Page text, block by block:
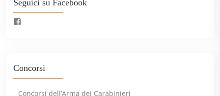
Seguici su Facebook
Concorsi
Concorsi dell’Arma dei Carabinieri